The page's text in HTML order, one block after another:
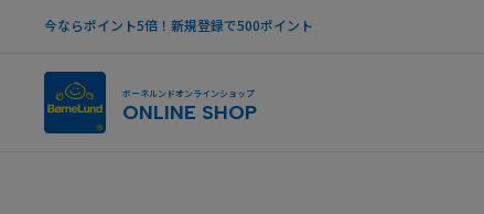
今ならポイント5倍！新規登録で500ポイント
ボーネルンドオンラインショップ
ONLINE SHOP